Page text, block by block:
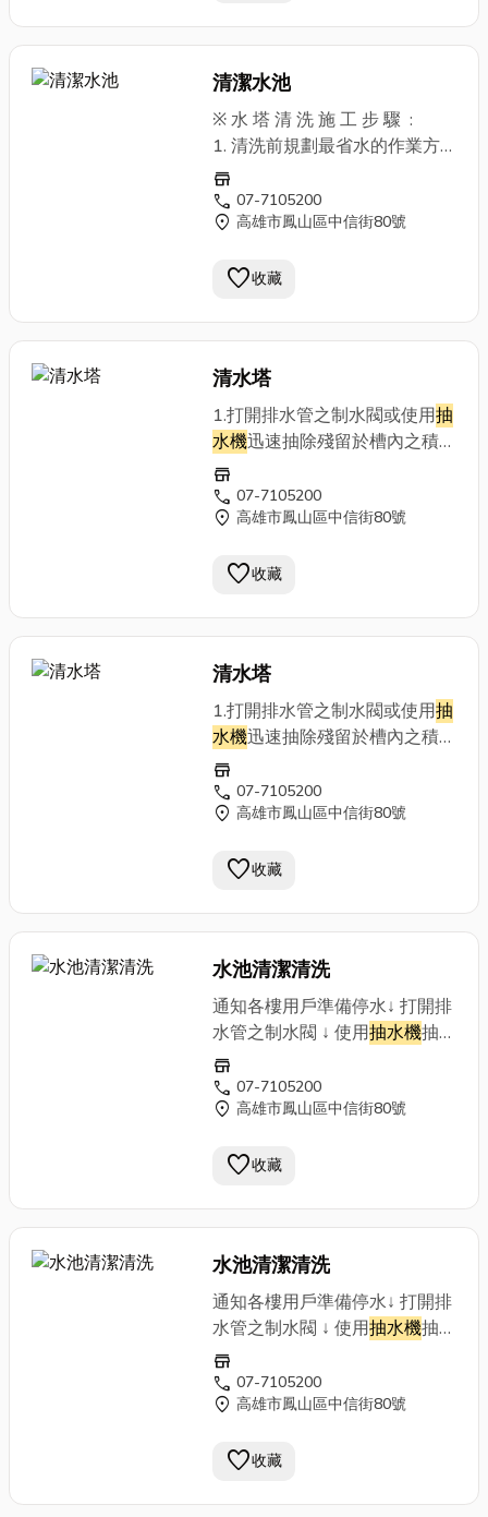
供清洗人員裝備、機具器材之消
水塔清洗、排水前實施水質採樣
檢驗， 以了解該用戶平時之水
質狀況。 7. 排水 : 使用抽水機
8. 完成沖洗及排水後才開始進
水，進水完成後 再進行清洗後
照片、設備檢查紀錄及水質檢驗
報告，全部清洗作業才告完成。
清潔水池
※ 水 塔 清 洗 施 工 步 驟 :
1. 清洗前規劃最省水的作業方
積水。 3. 清洗之前檢查設備，
檢視平日不易查看的設備狀
: 須確定其安全性並裝設臨時漏
供清洗人員裝備、機具器材之消
水塔清洗、排水前實施水質採樣
檢驗， 以了解該用戶平時之水
質狀況。 7. 排水 : 使用抽水機
迅速抽除殘留於槽內之積水。
8. 完成沖洗及排水後才開始進
水，進水完成後 再進行清洗後
照片、設備檢查紀錄及水質檢驗
報告，全部清洗作業才告完成。
store
call 07-7105200
location_on 高雄市鳳山區中信街80號
favorite收藏
清水塔
1.打開排水管之制水閥或使用抽
水機迅速抽除殘留於槽內之積
水。 2.利用高壓洗淨機依出入
口周圍、管線、頂板、壁面、底
部順序洗淨。 3.洗淨後，再以
50~100ppm）進行噴霧消毒。
合飲用水水質標準，洗水塔始告
store
call 07-7105200
location_on 高雄市鳳山區中信街80號
favorite收藏
清水塔
1.打開排水管之制水閥或使用抽
水機迅速抽除殘留於槽內之積
水。 2.利用高壓洗淨機依出入
口周圍、管線、頂板、壁面、底
部順序洗淨。 3.洗淨後，再以
50~100ppm）進行噴霧消毒。
合飲用水水質標準，洗水塔始告
store
call 07-7105200
location_on 高雄市鳳山區中信街80號
favorite收藏
水池清潔清洗
通知各樓用戶準備停水↓ 打開排
水管之制水閥 ↓ 使用抽水機抽除
槽內殘水 ↓ 人 工 清
洗 ↓
關閉排水管之制水閥 ↓ 安 心
store
call 07-7105200
location_on 高雄市鳳山區中信街80號
favorite收藏
水池清潔清洗
通知各樓用戶準備停水↓ 打開排
水管之制水閥 ↓ 使用抽水機抽除
槽內殘水 ↓ 人 工 清
洗 ↓
關閉排水管之制水閥 ↓ 安 心
store
call 07-7105200
location_on 高雄市鳳山區中信街80號
favorite收藏